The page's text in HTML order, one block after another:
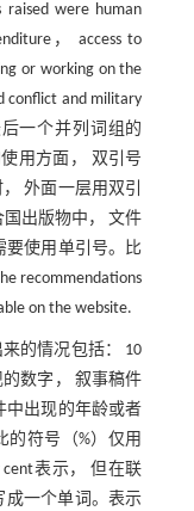
were human
， access to
or working on the
and military
一个并列词组的
用方面， 双引号
外面一层用双引
出版物中， 文件
要使用单引号。比
recommendations
on the website.
的情况包括： 10
数字， 叙事稿件
中出现的年龄或者
符号（%）仅用
表示， 但在联
成一个单词。表示